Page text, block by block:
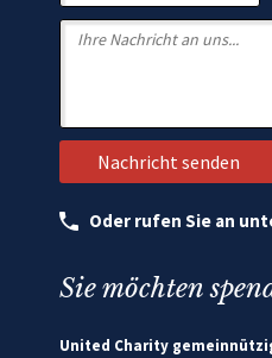
Oder rufen Sie an
Sie möchten
United Charity